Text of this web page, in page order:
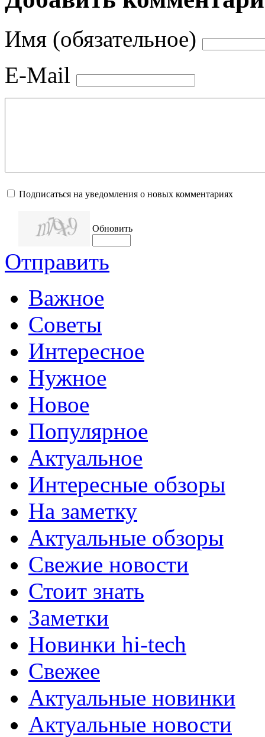
Имя (обязательное)
E-Mail
Подписаться на уведомления о новых комментариях
Обновить
Отправить
Важное
Советы
Интересное
Нужное
Новое
Популярное
Актуальное
Интересные обзоры
На заметку
Актуальные обзоры
Свежие новости
Стоит знать
Заметки
Новинки hi-tech
Свежее
Актуальные новинки
Актуальные новости